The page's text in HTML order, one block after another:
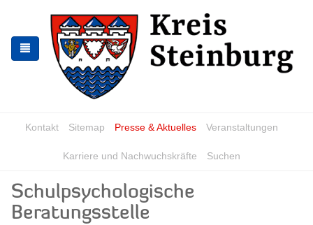
springen
springen
Kontakt Sitemap Presse & Aktuelles Veranstaltungen
Karriere und Nachwuchskräfte Suchen
Schulpsychologische
Beratungsstelle